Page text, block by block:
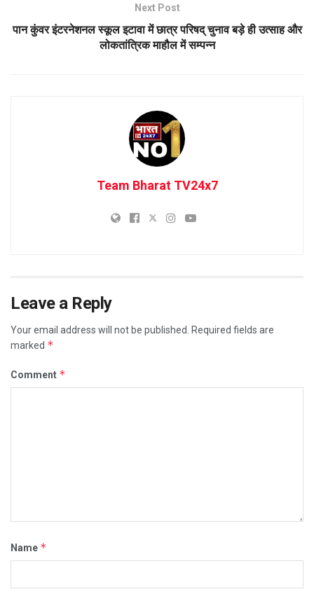
Next Post
पान कुंवर इंटरनेशनल स्कूल इटावा में छात्र परिषद् चुनाव बड़े ही उत्साह और
लोकतांत्रिक माहौल में सम्पन्न
Team Bharat TV24x7
Leave a Reply
Your email address will not be published. Required fields are
marked *
Comment *
Name *